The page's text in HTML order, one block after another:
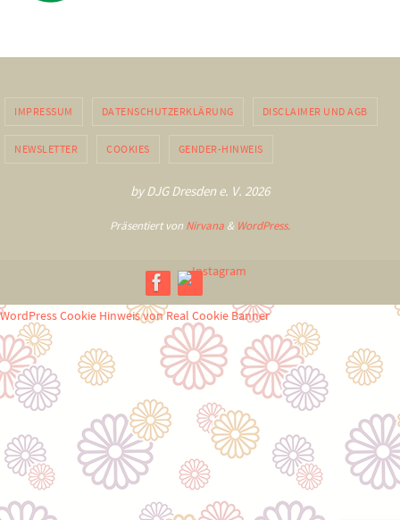
IMPRESSUM DATENSCHUTZERKLÄRUNG DISCLAIMER UND AGB
NEWSLETTER COOKIES GENDER-HINWEIS
by DJG Dresden e. V. 2026
Präsentiert von Nirvana & WordPress.
WordPress Cookie Hinweis von Real Cookie Banner